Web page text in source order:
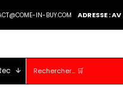
IN-BUY.COM ADRESSE :